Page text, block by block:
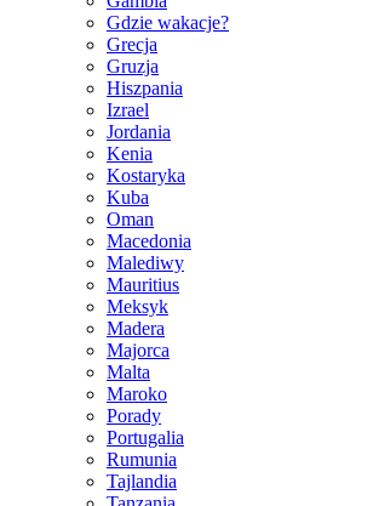
Gdzie wakacje?
Grecja
Gruzja
Hiszpania
Izrael
Jordania
Kenia
Kostaryka
Kuba
Oman
Macedonia
Malediwy
Mauritius
Meksyk
Madera
Majorca
Malta
Maroko
Porady
Portugalia
Rumunia
Tajlandia